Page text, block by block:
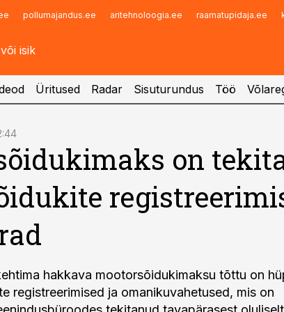
pollumajandus.ee aritehnoloogia.ee raamatupidaja.ee
Üritused Radar Sisuturundus Töö
on
hakkava mootorsõidukimaksu tõttu on
registreerimised ja omanikuvahetused, mis on